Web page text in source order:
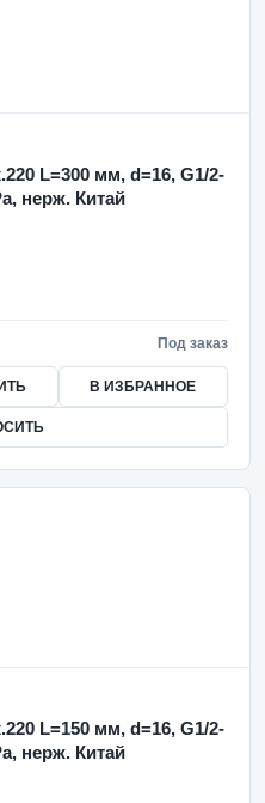
L=300 мм, d=16, G1/2-
нерж. Китай
Под заказ
В ИЗБРАННОЕ
L=150 мм, d=16, G1/2-
нерж. Китай